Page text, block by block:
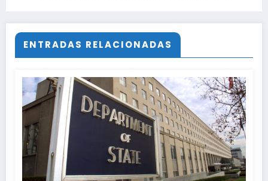
ENTRADAS RELACIONADAS